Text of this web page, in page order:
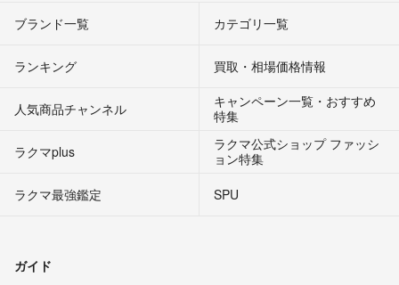
ブランド一覧 カテゴリ一覧
ランキング 買取・相場価格情報
人気商品チャンネル
キャンペーン一覧・おすすめ
特集
ラクマplus
ラクマ公式ショップ ファッシ
ョン特集
ラクマ最強鑑定
SPU
ガイド